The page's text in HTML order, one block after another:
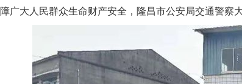
障广大人民群众生命财产安全，隆昌市公安局交通警察